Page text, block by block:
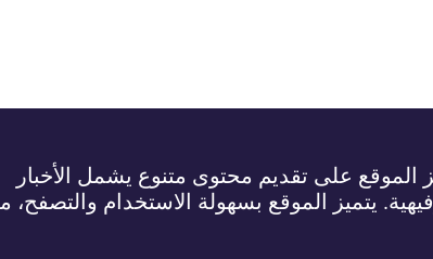
الموقع على تقديم محتوى متنوع يشمل الأخبار
يتميز الموقع بسهولة الاستخدام والتصفح،